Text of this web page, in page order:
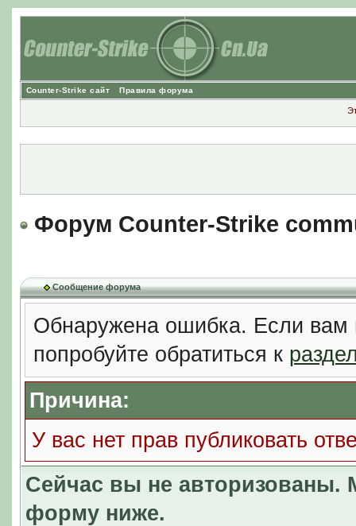
Counter-Strike сайт Правила форума
Форум Counter-Strike
Сообщение форума
Обнаружена ошибка. Если вам
попробуйте обратиться к
Причина:
У вас нет прав публиковать
Сейчас вы не авторизованы.
форму ниже.